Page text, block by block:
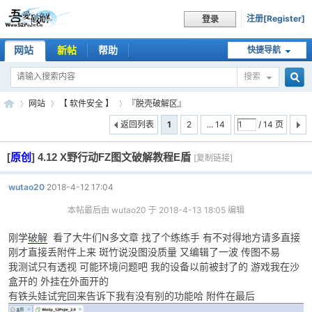
登录 注册[Register]
快捷导航
网站 新帖 帮助
搜索
吾
爱
»
网站
›
【 软件安全 】
›
『脱壳破解区』
1
2 ... 14 / 14 页
返回列表
[原创] 4.12 X野行动FZ图文破解教程E盾 [复制链接]
wutao20 2018-4-12 17:04
本帖最后由 wutao20 于 2018-4-13 18:05 编辑
刚学破解 看了大牛们N多文章 找了个练练手 有不对得地方请多直接
刚才直接丢附件上来 斑竹说没图没质量 又编辑了一波 传图不易
我测试只有透视 可能环境问题吧 我的设备以前被封了的 游戏我在沙
盒开的 外挂在外面开的
有铁头娃试完回来告诉下我有没有别的功能哈 附件在最后